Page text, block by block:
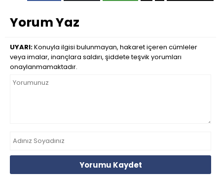
Yorum Yaz
UYARI:Konuyla ilgisi bulunmayan, hakaret içeren cümleler
veya imalar, inançlara saldırı, şiddete teşvik yorumları
onaylanmamaktadır.
Yorumu Kaydet